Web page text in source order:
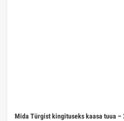
Mida Türgist kingituseks kaasa tuua –